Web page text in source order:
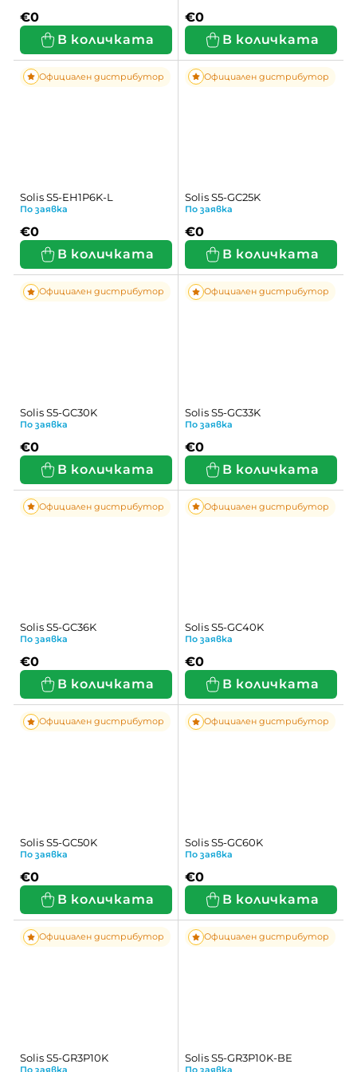
€0
В количката
€0
В количката
Официален дистрибутор
Solis S5-EH1P6K-L
По заявка
€0
В количката
Официален дистрибутор
Solis S5-GC25K
По заявка
€0
В количката
Официален дистрибутор
Solis S5-GC30K
По заявка
€0
В количката
Официален дистрибутор
Solis S5-GC33K
По заявка
€0
В количката
Официален дистрибутор
Solis S5-GC36K
По заявка
€0
В количката
Официален дистрибутор
Solis S5-GC40K
По заявка
€0
В количката
Официален дистрибутор
Solis S5-GC50K
По заявка
€0
В количката
Официален дистрибутор
Solis S5-GC60K
По заявка
€0
В количката
Официален дистрибутор
Solis S5-GR3P10K
По заявка
Официален дистрибутор
Solis S5-GR3P10K-BE
По заявка